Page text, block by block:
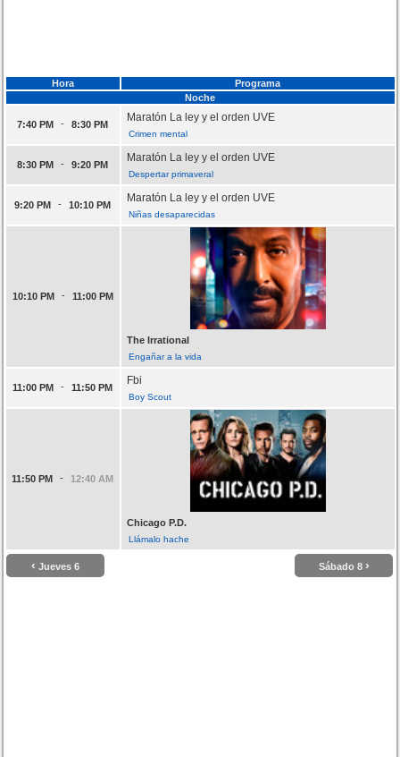
Hora
Programa
Noche
7:40 PM - 8:30 PM
Maratón La ley y el orden UVE
Crimen mental
8:30 PM - 9:20 PM
Maratón La ley y el orden UVE
Despertar primaveral
9:20 PM - 10:10 PM
Maratón La ley y el orden UVE
Niñas desaparecidas
10:10 PM - 11:00 PM
The Irrational
Engañar a la vida
11:00 PM - 11:50 PM
Fbi
Boy Scout
11:50 PM - 12:40 AM
Chicago P.D.
Llámalo hache
‹ Jueves 6 Sábado 8 ›